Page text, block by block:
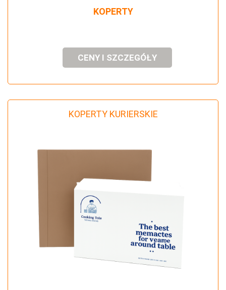
KOPERTY
CENY I SZCZEGÓŁY
KOPERTY KURIERSKIE